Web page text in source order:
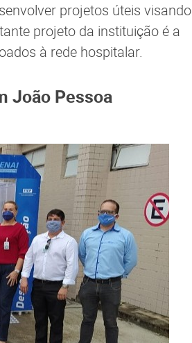
projetos úteis visando
projeto da instituição é a
à rede hospitalar.
João Pessoa